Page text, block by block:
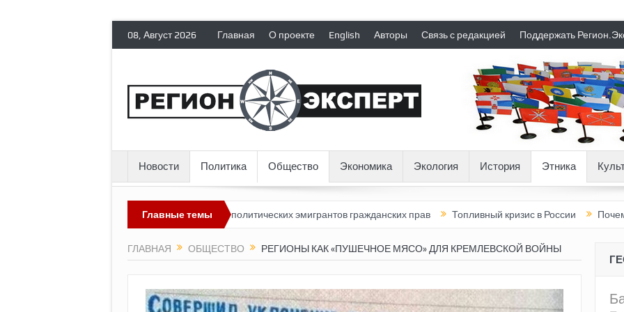
08, Август 2026 Главная О проекте English Авторы Связь с редакцией Поддержать
Новости Политика Общество Экономика Экология История Этника
Главные темы
Россия лишает политических эмигрантов гражданских прав Топливный кризис в России Почему
ГЛАВНАЯ ОБЩЕСТВО РЕГИОНЫ КАК «ПУШЕЧНОЕ МЯСО» ДЛЯ КРЕМЛЕВСКОЙ ВОЙНЫ